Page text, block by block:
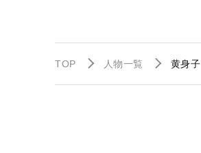
TOP 人物一覧 黄身子